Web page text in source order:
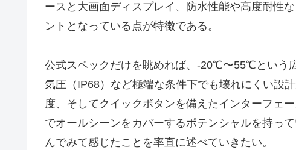
ースと大画面ディスプレイ、防水性能や高度耐性
ントとなっている点が特徴である。
公式スペックだけを眺めれば、-20℃〜55℃という
気圧（IP68）など極端な条件下でも壊れにくい設
度、そしてクイックボタンを備えたインターフェ
でオールシーンをカバーするポテンシャルを持っ
んでみて感じたことを率直に述べていきたい。